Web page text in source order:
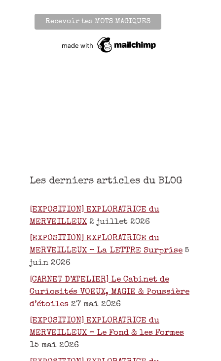
Les derniers articles du BLOG
[EXPOSITION] EXPLORATRICE du
MERVEILLEUX 2 juillet 2026
[EXPOSITION] EXPLORATRICE du
MERVEILLEUX – La LETTRE Surprise 5
juin 2026
[CARNET D’ATELIER] Le Cabinet de
Curiosités VOEUX, MAGIE & Poussière
d’étoiles 27 mai 2026
[EXPOSITION] EXPLORATRICE du
MERVEILLEUX – Le Fond & les Formes
15 mai 2026